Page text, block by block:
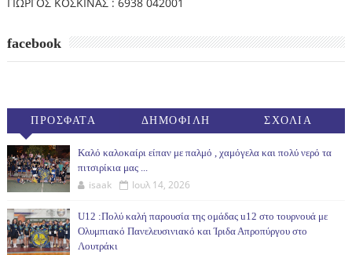
facebook
ΠΡΟΣΦΑΤΑ ΔΗΜΟΦΙΛΗ ΣΧΟΛΙΑ
Καλό καλοκαίρι είπαν με παλμό , χαμόγελα και πολύ νερό τα
πιτσιρίκια μας ...
isaak Ιουλ 14, 2026
U12 :Πολύ καλή παρουσία της ομάδας u12 στο τουρνουά με
Ολυμπιακό Πανελευσινιακό και Ίριδα Απροπύργου στο
Λουτράκι